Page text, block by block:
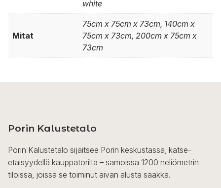
white
Mitat
75cm x 75cm x 73cm, 140cm x
75cm x 73cm, 200cm x 75cm x
73cm
Porin Kalustetalo
Porin Kalustetalo sijaitsee Porin keskustassa, katse-
etäisyydellä kauppatorilta – samoissa 1200 neliömetrin
tiloissa, joissa se toiminut aivan alusta saakka.